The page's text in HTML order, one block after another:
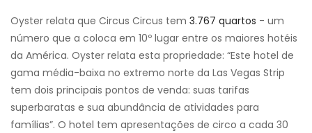
Oyster relata que Circus Circus tem 3.767 quartos - um
número que a coloca em 10º lugar entre os maiores hotéis
da América. Oyster relata esta propriedade: “Este hotel de
gama média-baixa no extremo norte da Las Vegas Strip
tem dois principais pontos de venda: suas tarifas
superbaratas e sua abundância de atividades para
famílias”. O hotel tem apresentações de circo a cada 30